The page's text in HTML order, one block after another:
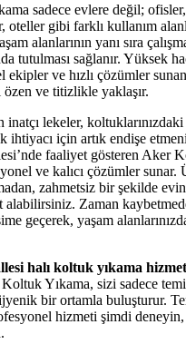
sadece evlere değil;
oteller gibi farklı kullanım
alanlarının yanı sıra
tutulması sağlanır. Yüksek
ekipler ve hızlı çözümler
özen ve titizlikle yaklaşır.
inatçı lekeler,
ihtiyacı için artık endişe
faaliyet gösteren Aker
ve kalıcı çözümler sunar.
zahmetsiz bir şekilde
alabilirsiniz. Zaman
geçerek, yaşam
halı koltuk yıkama
Yıkama, sizi sadece
bir ortamla buluşturur.
hizmeti şimdi